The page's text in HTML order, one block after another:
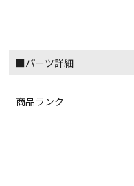
■パーツ詳細
商品ランク